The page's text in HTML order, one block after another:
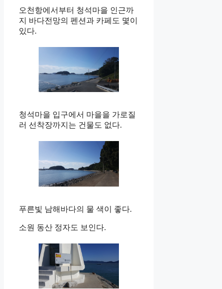
오천항에서부터 청석마을 인근까
지 바다전망의 펜션과 카페도 몇이
있다.
청석마을 입구에서 마을을 가로질
러 선착장까지는 건물도 없다.
푸른빛 남해바다의 물 색이 좋다.
소원 동산 정자도 보인다.